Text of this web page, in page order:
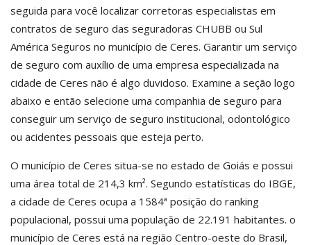
seguida para você localizar corretoras especialistas em
contratos de seguro das seguradoras CHUBB ou Sul
América Seguros no município de Ceres. Garantir um serviço
de seguro com auxílio de uma empresa especializada na
cidade de Ceres não é algo duvidoso. Examine a seção logo
abaixo e então selecione uma companhia de seguro para
conseguir um serviço de seguro institucional, odontológico
ou acidentes pessoais que esteja perto.
O município de Ceres situa-se no estado de Goiás e possui
uma área total de 214,3 km². Segundo estatísticas do IBGE,
a cidade de Ceres ocupa a 1584ª posição do ranking
populacional, possui uma população de 22.191 habitantes. o
município de Ceres está na região Centro-oeste do Brasil,